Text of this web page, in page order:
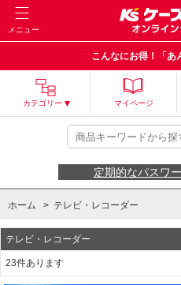
メニュー
こんなにお得！「あ
カテゴリー マイページ
定期的なパスワ
ホーム > テレビ・レコーダー
テレビ・レコーダー
23件あります